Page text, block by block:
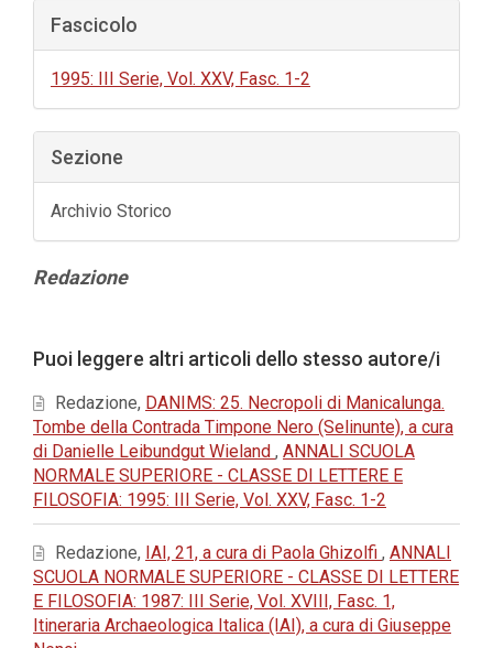
Fascicolo
1995: III Serie, Vol. XXV, Fasc. 1-2
Sezione
Archivio Storico
Contenuto
Redazione
dell'articolo
Puoi leggere altri articoli dello stesso autore/i
Redazione, DANIMS: 25. Necropoli di Manicalunga.
Tombe della Contrada Timpone Nero (Selinunte), a cura
di Danielle Leibundgut Wieland , ANNALI SCUOLA
NORMALE SUPERIORE - CLASSE DI LETTERE E
FILOSOFIA: 1995: III Serie, Vol. XXV, Fasc. 1-2
Redazione, IAI, 21, a cura di Paola Ghizolfi , ANNALI
SCUOLA NORMALE SUPERIORE - CLASSE DI LETTERE
E FILOSOFIA: 1987: III Serie, Vol. XVIII, Fasc. 1,
Itineraria Archaeologica Italica (IAI), a cura di Giuseppe